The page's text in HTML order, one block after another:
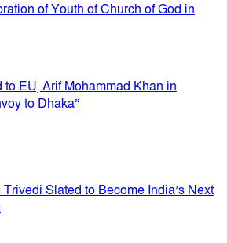
of Youth of Church of God in
EU, Arif Mohammad Khan in
to Dhaka”
Slated to Become India’s Next